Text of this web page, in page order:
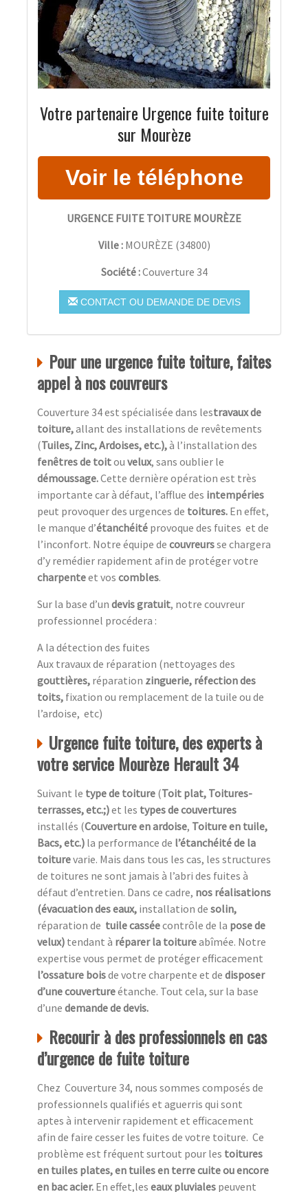
Votre partenaire Urgence fuite toiture
sur Mourèze
URGENCE FUITE TOITURE MOURÈZE
Ville : MOURÈZE (34800)
Société :Couverture 34
CONTACT OU DEMANDE DE DEVIS
Pour une urgence fuite toiture, faites
appel à nos couvreurs
Couverture 34 est spécialisée dans lestravaux de
toiture,allant des installations de revêtements
(Tuiles, Zinc, Ardoises, etc.),à l’installation des
fenêtres de toitou velux, sans oublier le
démoussage.Cette dernière opération est très
importante car à défaut, l’afflue des intempéries
peut provoquer des urgences de toitures. En effet,
le manque d’étanchéité provoque des fuites et de
l’inconfort. Notre équipe de couvreursse chargera
d’y remédier rapidement afin de protéger votre
charpenteet vos combles.
Sur la base d’un devis gratuit, notre couvreur
professionnel procédera :
A la détection des fuites
Aux travaux de réparation (nettoyages des
gouttières, réparation zinguerie, réfection des
toits, fixation ou remplacement de la tuile ou de
l’ardoise, etc)
Urgence fuite toiture, des experts à
votre service Mourèze Herault 34
Suivant le type de toiture (Toit plat, Toitures-
terrasses, etc.;)et les types de couvertures
installés (Couverture en ardoise, Toiture en tuile,
Bacs, etc.) la performance de l’étanchéité de la
toiturevarie. Mais dans tous les cas, les structures
de toitures ne sont jamais à l’abri des fuites à
défaut d’entretien. Dans ce cadre, nos réalisations
(évacuation des eaux, installation de solin,
réparation de tuile casséecontrôle de la pose de
velux) tendant à réparer la toitureabîmée. Notre
expertise vous permet de protéger efficacement
l’ossature boisde votre charpente et de disposer
d’une couvertureétanche. Tout cela, sur la base
d’une demande de devis.
Recourir à des professionnels en cas
d’urgence de fuite toiture
Chez Couverture 34, nous sommes composés de
professionnels qualifiés et aguerris qui sont
aptes à intervenir rapidement et efficacement
afin de faire cesser les fuites de votre toiture. Ce
problème est fréquent surtout pour les toitures
en tuiles plates, en tuiles en terre cuite ou encore
en bac acier. En effet,les eaux pluviales peuvent